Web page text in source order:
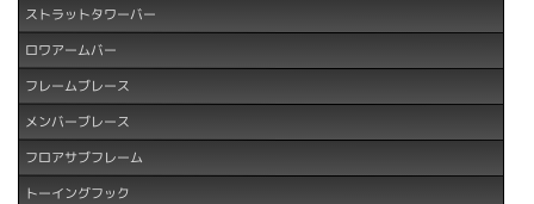
ストラットタワーバー
ロワアームバー
フレームブレース
メンバーブレース
フロアサブフレーム
トーイングフック